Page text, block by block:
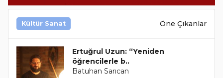
Kültür Sanat Öne Çıkanlar
Ertuğrul Uzun: “Yeniden
öğrencilerle b..
Batuhan Sarıcan